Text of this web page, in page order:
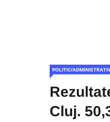
POLITIC/
Cluj.